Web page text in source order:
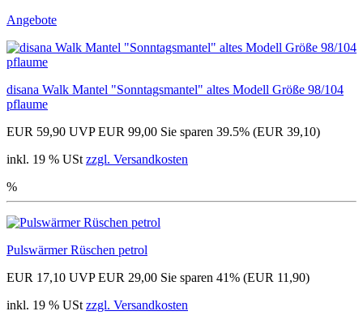
Angebote
disana Walk Mantel "Sonntagsmantel" altes Modell Größe 98/104
pflaume
EUR 59,90 UVP EUR 99,00 Sie sparen 39.5% (EUR 39,10)
inkl. 19 % USt zzgl. Versandkosten
%
Pulswärmer Rüschen petrol
EUR 17,10 UVP EUR 29,00 Sie sparen 41% (EUR 11,90)
inkl. 19 % USt zzgl. Versandkosten